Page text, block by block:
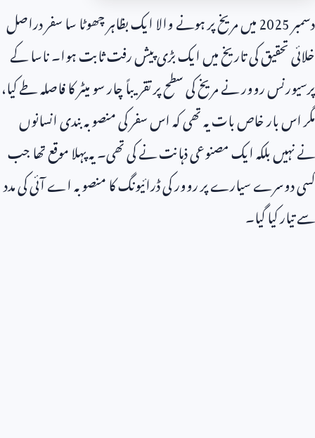
دسمبر2025میں مریخ پر ہونے والا ایک بظاہر چھوٹا سا سفر دراصل
خلائی تحقیق کی تاریخ میں ایک بڑی پیش رفت ثابت ہوا۔ ناسا کے
پرسیورنس روور نے مریخ کی سطح پر تقریباً چار سو میٹر کا فاصلہ طے کیا،
مگر اس بار خاص بات یہ تھی کہ اس سفر کی منصوبہ بندی انسانوں
نے نہیں بلکہ ایک مصنوعی ذہانت نے کی تھی۔ یہ پہلا موقع تھا جب
کسی دوسرے سیارے پر روور کی ڈرائیونگ کا منصوبہ اے آئی کی مدد
سے تیار کیا گیا۔